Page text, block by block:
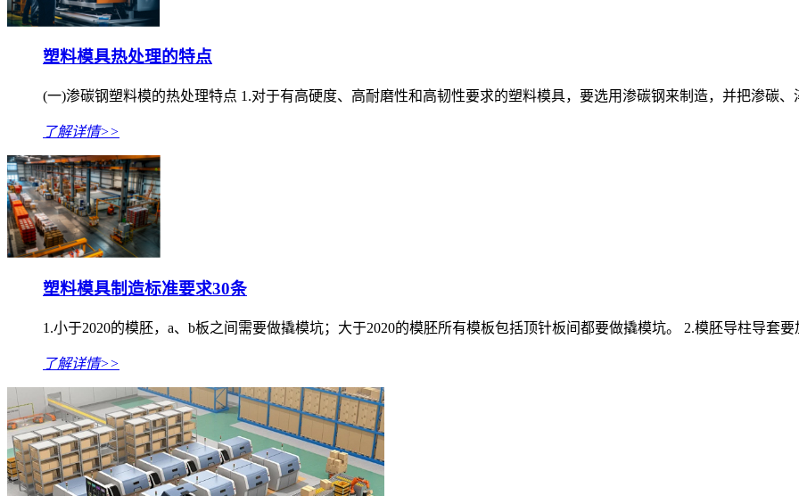
塑料模具热处理的特点
(一)渗碳钢塑料模的热处理特点 1.对于有高硬度、高耐磨性和高韧性要求的塑料模具，要选用渗碳钢来制造，并把渗碳、
了解详情>>
塑料模具制造标准要求30条
1.小于2020的模胚，a、b板之间需要做撬模坑；大于2020的模胚所有模板包括顶针板间都要做撬模坑。 2.模胚导柱导套要
了解详情>>